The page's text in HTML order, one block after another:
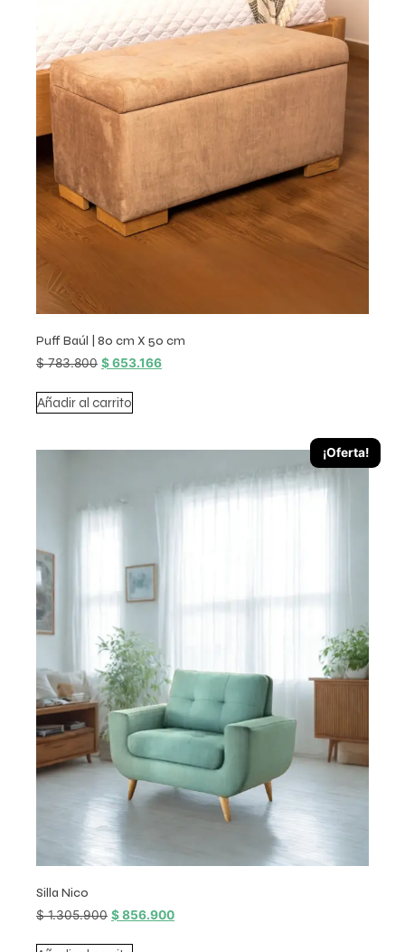
Puff Baúl | 80 cm X 50 cm
$783.800 $653.166
Añadir al carrito
¡Oferta!
Silla Nico
$1.305.900 $856.900